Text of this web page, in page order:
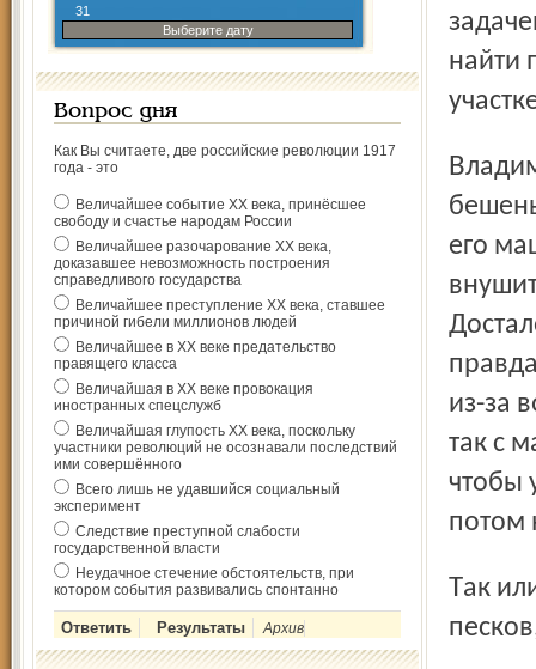
31
Выберите дату
Вопрос дня
Как Вы считаете, две российские революции 1917
года - это
Величайшее событие ХХ века, принёсшее
свободу и счастье народам России
Величайшее разочарование ХХ века,
доказавшее невозможность построения
справедливого государства
Величайшее преступление ХХ века, ставшее
причиной гибели миллионов людей
Величайшее в ХХ веке предательство
правящего класса
Величайшая в ХХ веке провокация
иностранных спецслужб
Величайшая глупость ХХ века, поскольку
участники революций не осознавали последствий
ими совершённого
Всего лишь не удавшийся социальный
эксперимент
Следствие преступной слабости
государственной власти
Неудачное стечение обстоятельств, при
котором события развивались спонтанно
Архив
найти
Владимир Чагин с самого начала навязал соперникам
его
из-за
так с
чтобы
потом
Так или иначе в конце этапа наши уверенно выскочили из